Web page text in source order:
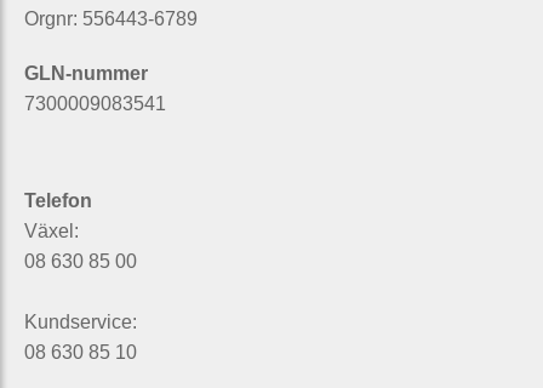
Orgnr: 556443-6789
GLN-nummer
7300009083541
Telefon
Växel:
08 630 85 00
Kundservice:
08 630 85 10